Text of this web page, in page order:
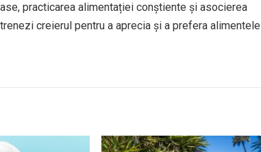
practicarea alimentației conștiente și asocierea
creierul pentru a aprecia și a prefera